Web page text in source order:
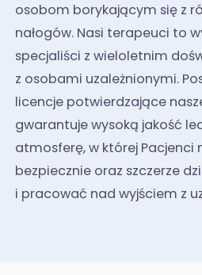
osobom borykającym się z
nałogów. Nasi terapeuci to
specjaliści z wieloletnim
z osobami uzależnionymi.
licencje potwierdzające
gwarantuje wysoką jakość
atmosferę, w której Pacjenci
bezpiecznie oraz szczerze
i pracować nad wyjściem z